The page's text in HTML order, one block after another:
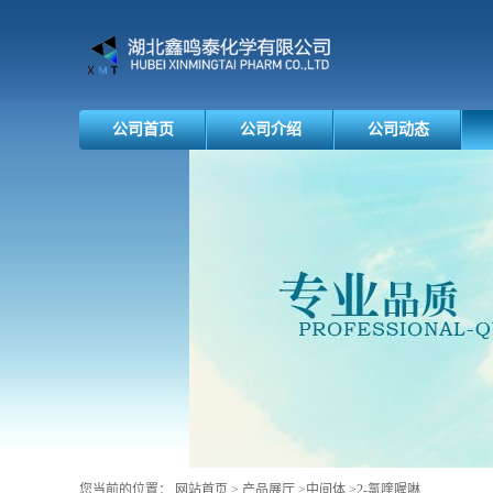
公司首页 公司介绍 公司动态
您当前的位置： 网站首页 > 产品展厅 >中间体 >2-氯喹喔啉